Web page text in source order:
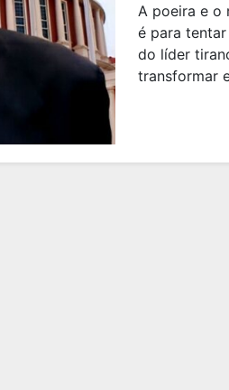
A poeira e o
é para
do líder
transformar